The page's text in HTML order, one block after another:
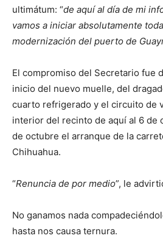
ultimátum: “de aquí al día de mi
vamos a iniciar absolutamente
modernización del puerto de
El compromiso del Secretario fue
inicio del nuevo muelle, del
cuarto refrigerado y el circuito de
interior del recinto de aquí al 6 de
de octubre el arranque de la
Chihuahua.
“Renuncia de por medio”, le
No ganamos nada
hasta nos causa ternura.